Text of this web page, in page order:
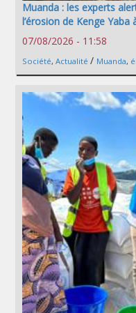
Muanda : les experts
l’érosion de Kenge Yaba
07/08/2026 - 11:58
Société, Actualité / Muanda,